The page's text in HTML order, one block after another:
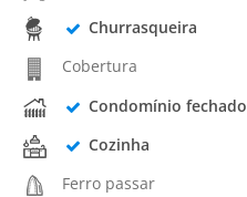
Churrasqueira
Cobertura
Condomínio fechado
Cozinha
Ferro passar